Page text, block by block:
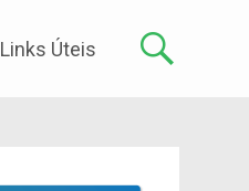
Links Úteis